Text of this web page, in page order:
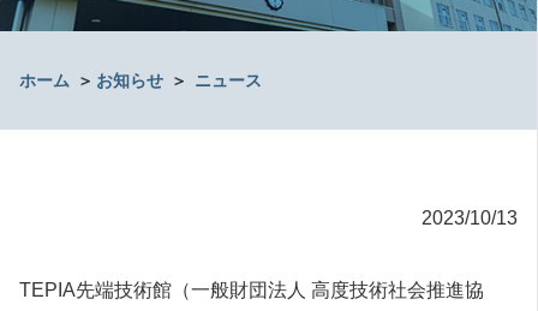
ホーム ＞ お知らせ ＞ ニュース
2023/10/13
TEPIA先端技術館（一般財団法人 高度技術社会推進協